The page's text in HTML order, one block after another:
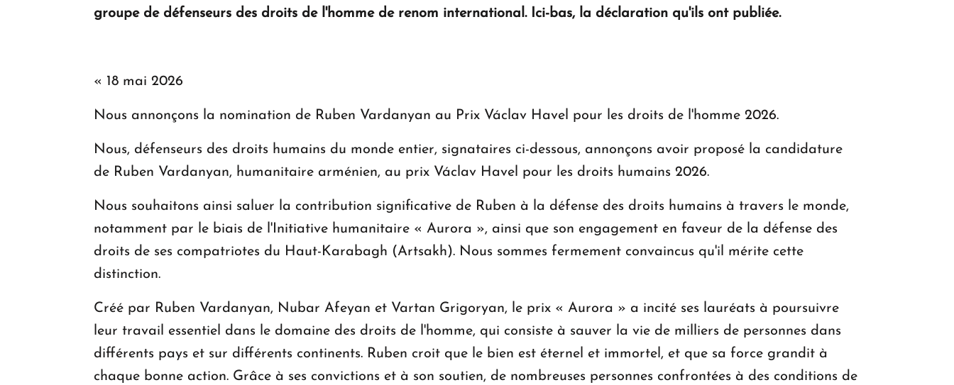
groupe de défenseurs des droits de l'homme de renom international. Ici-bas, la déclaration qu'ils ont publiée.
« 18 mai 2026
Nous annonçons la nomination de Ruben Vardanyan au Prix Václav Havel pour les droits de l'homme 2026.
Nous, défenseurs des droits humains du monde entier, signataires ci-dessous, annonçons avoir proposé la candidature
de Ruben Vardanyan, humanitaire arménien, au prix Václav Havel pour les droits humains 2026.
Nous souhaitons ainsi saluer la contribution significative de Ruben à la défense des droits humains à travers le monde,
notamment par le biais de l'Initiative humanitaire « Aurora », ainsi que son engagement en faveur de la défense des
droits de ses compatriotes du Haut-Karabagh (Artsakh). Nous sommes fermement convaincus qu'il mérite cette
distinction.
Créé par Ruben Vardanyan, Nubar Afeyan et Vartan Grigoryan, le prix « Aurora » a incité ses lauréats à poursuivre
leur travail essentiel dans le domaine des droits de l'homme, qui consiste à sauver la vie de milliers de personnes dans
différents pays et sur différents continents. Ruben croit que le bien est éternel et immortel, et que sa force grandit à
chaque bonne action. Grâce à ses convictions et à son soutien, de nombreuses personnes confrontées à des conditions de